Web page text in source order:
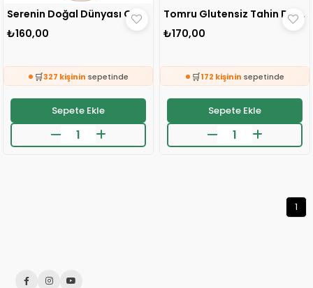
Serenin Doğal Dünyası Glutensiz Kakaolu&Tahinli Kurabiye 80 gr 1 ADET
₺160,00
🛒327 kişinin sepetinde
👀24 saatte396 kişiinceledi
280 kişifavoriledi
Son 2 saatte 25 sipariş
Sepete Ekle
Tomru Glutensiz Tahin Dolgulu Kurabiye 90 gr 1 ADET
₺170,00
🛒172 kişinin sepetinde
👀24 saatte578 kişiinceledi
420 kişifavoriledi
Son 2 saatte 23 sipariş
verildi
Sepete Ekle
1